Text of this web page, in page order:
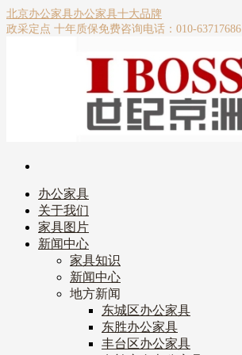
北京办公家具办公家具十大品牌
政采定点 十年质保免费咨询电话：010-63717686
办公家具
关于我们
家具图片
新闻中心
家具知识
新闻中心
地方新闻
东城区办公家具
东胜办公家具
丰台区办公家具